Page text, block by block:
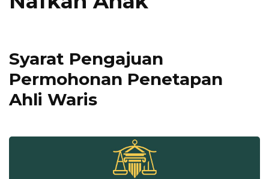
Syarat Pengajuan
Permohonan Penetapan
Ahli Waris